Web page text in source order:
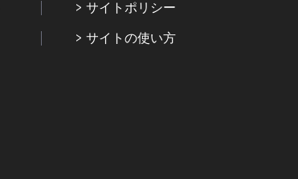
サイトポリシー
サイトの使い方